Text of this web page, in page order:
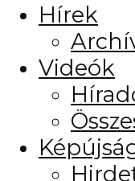
Hírek
Videók